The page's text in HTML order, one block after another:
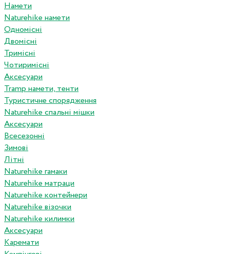
Намети
Naturehike намети
Одномісні
Двомісні
Тримісні
Чотиримісні
Аксесуари
Tramp намети, тенти
Туристичне спорядження
Naturehike спальні мішки
Аксесуари
Всесезонні
Зимові
Літні
Naturehike гамаки
Naturehike матраци
Naturehike контейнери
Naturehike візочки
Naturehike килимки
Аксесуари
Каремати